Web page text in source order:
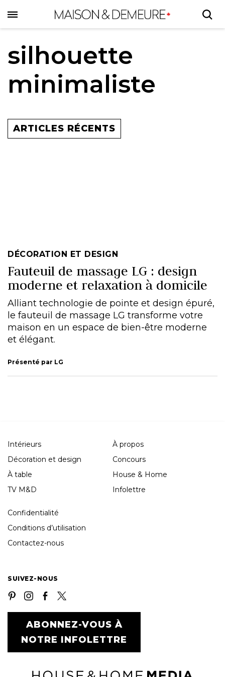
to
main
content
silhouette
minimaliste
ARTICLES RÉCENTS
DÉCORATION ET DESIGN
Fauteuil de massage LG : design
moderne et relaxation à domicile
Alliant technologie de pointe et design épuré,
le fauteuil de massage LG transforme votre
maison en un espace de bien-être moderne
et élégant.
Présenté par LG
Intérieurs
Décoration et design
À table
TV M&D
À propos
Concours
House & Home
Infolettre
Confidentialité
Conditions d’utilisation
Contactez-nous
SUIVEZ-NOUS
ABONNEZ-VOUS À
NOTRE INFOLETTRE